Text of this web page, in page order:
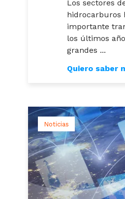
Los sectores
hidrocarburos
importante
los últimos
grandes ...
Quiero saber
Noticias